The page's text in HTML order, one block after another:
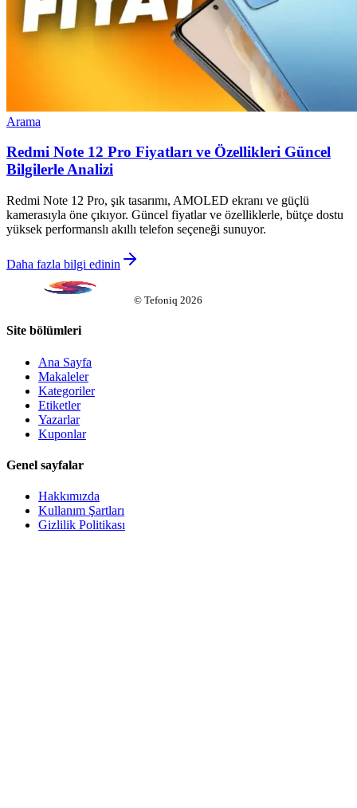
Arama
Redmi Note 12 Pro Fiyatları ve Özellikleri Güncel
Bilgilerle Analizi
Redmi Note 12 Pro, şık tasarımı, AMOLED ekranı ve güçlü
kamerasıyla öne çıkıyor. Güncel fiyatlar ve özelliklerle, bütçe dostu
yüksek performanslı akıllı telefon seçeneği sunuyor.
Daha fazla bilgi edinin
© Tefoniq 2026
Site bölümleri
Ana Sayfa
Makaleler
Kategoriler
Etiketler
Yazarlar
Kuponlar
Genel sayfalar
Hakkımızda
Kullanım Şartları
Gizlilik Politikası